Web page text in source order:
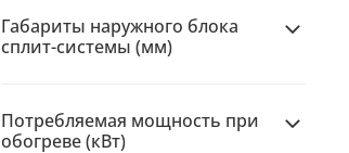
Габариты наружного блока
сплит-системы (мм)
Потребляемая мощность при
обогреве (кВт)